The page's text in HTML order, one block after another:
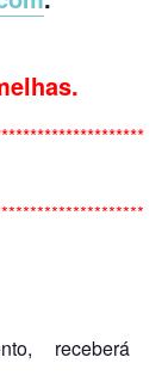
receberá